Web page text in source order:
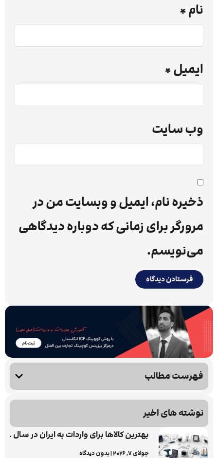
نام*
ایمیل*
وب‌ سایت
ذخیره نام، ایمیل و وبسایت من در
مرورگر برای زمانی که دوباره دیدگاهی
می‌نویسم.
فهرست مطالب
نوشته های اخیر
بهترین کالاها برای واردات به ایران در سال ۱۴۰۵؛ ۲۰ کالای پرسود با بیشترین تقاضای بازار
جولای 7, 2026 بدون دیدگاه